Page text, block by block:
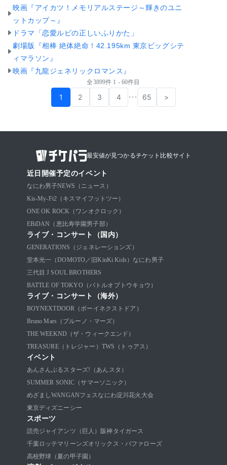
映画『アイカツ！メモリアルステージ～輝きのユニ
ットカップ～』
ドラマ「恋愛ルビの正しいふりかた」
劇場版『相棒 絶体絶命！42.195km 東京ビッグシテ
ィマラソン』
映画『九龍ジェネリックロマンス』
全3899件 1 - 60件目
1 2 3 4 ･･･ 65 >
最安値が見つかるチケット比較サイト
近日開催予定のイベント
なにわ男子NEWS（ニュース）
Kis-My-Ft2（キスマイフットツー）
ONE OK ROCK（ワンオクロック）
EBiDAN（恵比寿学園男子部）
ライブ・コンサート（国内）
GENERATIONS（ジェネレーションズ）
堂本光一（DOMOTO／旧KinKi Kids） なにわ男子
三代目 J SOUL BROTHERS
BATTLE OF TOKYO（バトルオブトウキョウ）
ライブ・コンサート（海外）
BOYNEXTDOOR（ボーイネクストドア）
Bruno Mars（ブルーノ・マーズ）
THE WEEKND（ザ・ウィークエンド）
TREASURE（トレジャー） TWS（トゥアス）
イベント
あんさんぶるスターズ!（あんスタ）
SUMMER SONIC（サマーソニック）
めざましWANGANフェスなにわ淀川花火大会
東京ディズニーシー
スポーツ
読売ジャイアンツ（巨人）
阪神タイガース
千葉ロッテマリーンズオリックス・バファローズ
高校野球（夏の甲子園）